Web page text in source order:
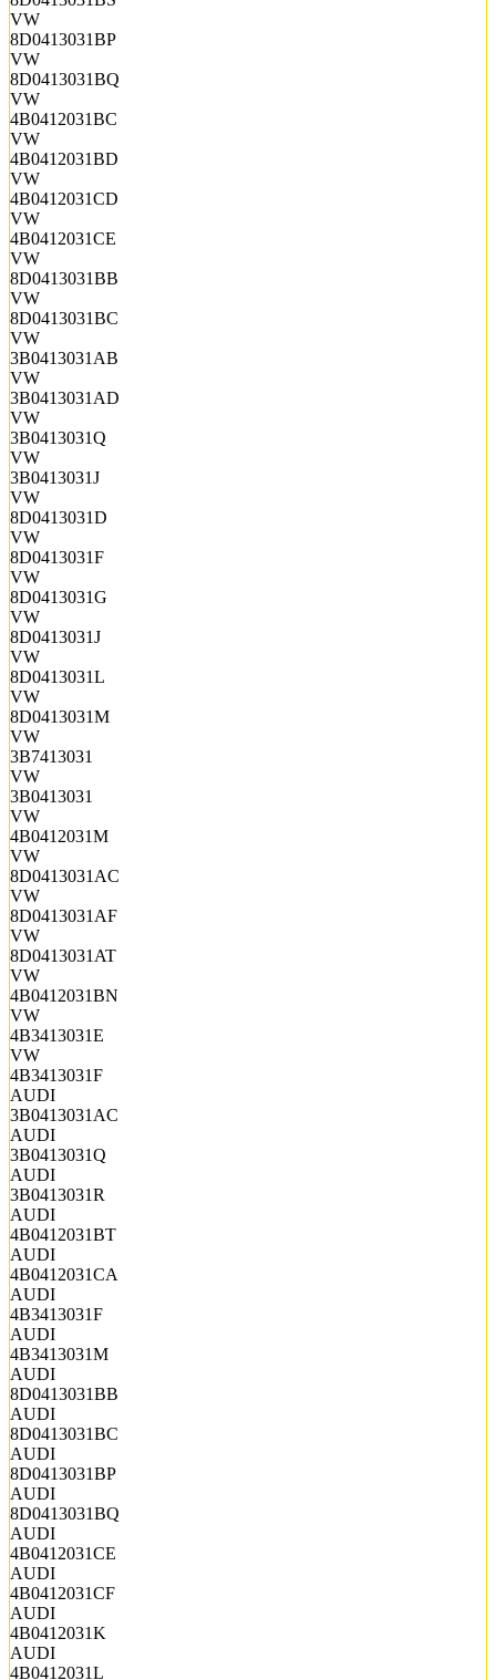
VW
8D0413031BP
VW
8D0413031BQ
VW
4B0412031BC
VW
4B0412031BD
VW
4B0412031CD
VW
4B0412031CE
VW
8D0413031BB
VW
8D0413031BC
VW
3B0413031AB
VW
3B0413031AD
VW
3B0413031Q
VW
3B0413031J
VW
8D0413031D
VW
8D0413031F
VW
8D0413031G
VW
8D0413031J
VW
8D0413031L
VW
8D0413031M
VW
3B7413031
VW
3B0413031
VW
4B0412031M
VW
8D0413031AC
VW
8D0413031AF
VW
8D0413031AT
VW
4B0412031BN
VW
4B3413031E
VW
4B3413031F
AUDI
3B0413031AC
AUDI
3B0413031Q
AUDI
3B0413031R
AUDI
4B0412031BT
AUDI
4B0412031CA
AUDI
4B3413031F
AUDI
4B3413031M
AUDI
8D0413031BB
AUDI
8D0413031BC
AUDI
8D0413031BP
AUDI
8D0413031BQ
AUDI
4B0412031CE
AUDI
4B0412031CF
AUDI
4B0412031K
AUDI
4B0412031L